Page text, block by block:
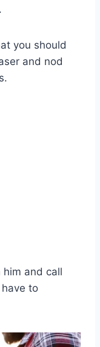
you should
and nod
him and call
to